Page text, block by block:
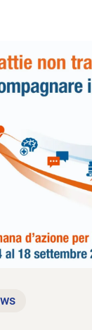
positivo
Settimana